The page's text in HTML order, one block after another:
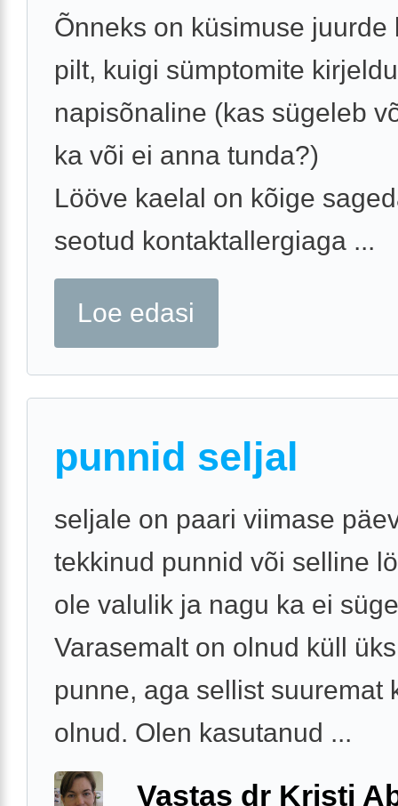
Õnneks on küsimuse juurde
pilt, kuigi sümptomite
napisõnaline (kas sügeleb
ka või ei anna tunda?)
Lööve kaelal on kõige
seotud kontaktallergiaga ...
Loe edasi
punnid seljal
seljale on paari viimase
tekkinud punnid või selline
ole valulik ja nagu ka ei
Varasemalt on olnud küll
punne, aga sellist suuremat
olnud. Olen kasutanud ...
Vastas dr Kristi